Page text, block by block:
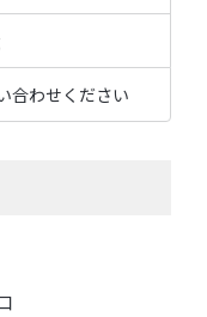
合わせください